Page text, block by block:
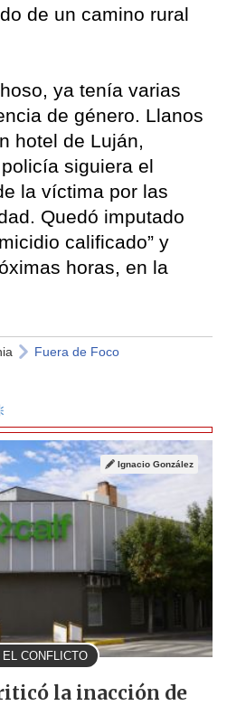
de un camino rural
ya tenía varias
de género. Llanos
hotel de Luján,
siguiera el
la víctima por las
Quedó imputado
calificado” y
horas, en la
Fuera de Foco
CONFLICTO
Ignacio González
la inacción de